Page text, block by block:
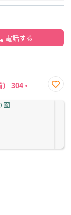
電話する
304・
に入